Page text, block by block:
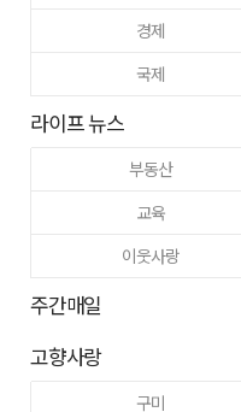
경제
국제
라이프 뉴스
부동산
교육
이웃사랑
주간매일
고향사랑
구미